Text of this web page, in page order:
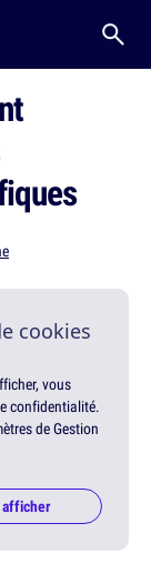
cookies
vous
confidentialité.
de Gestion
afficher